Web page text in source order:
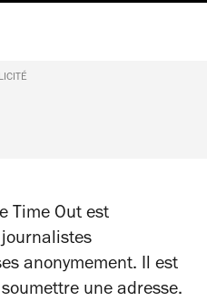
Time Out est
anonymement. Il est
une adresse.